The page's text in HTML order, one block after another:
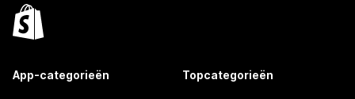
App-categorieën Topcategorieën